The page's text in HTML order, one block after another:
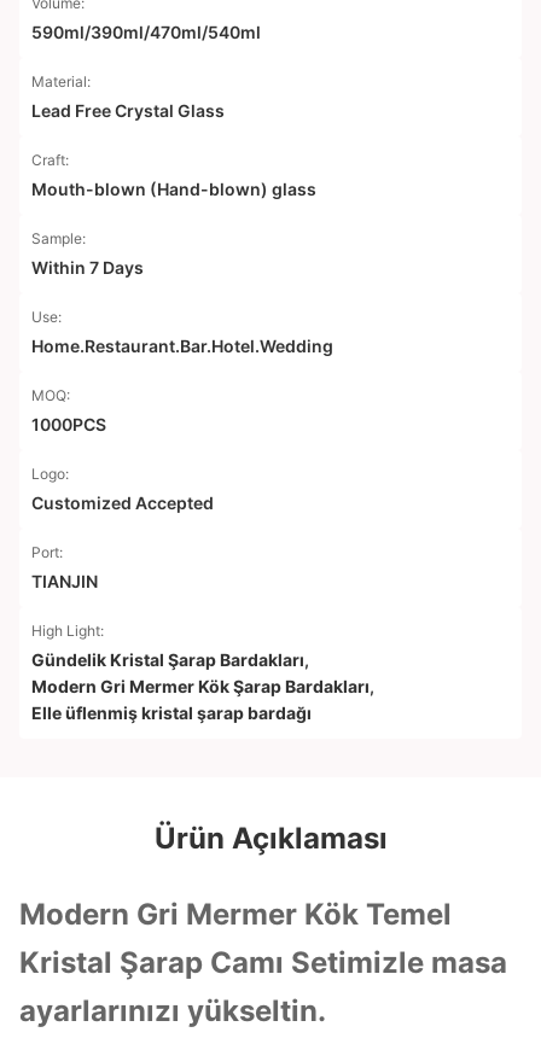
590ml/390ml/470ml/540ml
Material:
Lead Free Crystal Glass
Craft:
Mouth-blown (Hand-blown) glass
Sample:
Within 7 Days
Use:
Home.Restaurant.Bar.Hotel.Wedding
MOQ:
1000PCS
Logo:
Customized Accepted
Port:
TIANJIN
High Light:
Gündelik Kristal Şarap Bardakları,
Modern Gri Mermer Kök Şarap Bardakları,
Elle üflenmiş kristal şarap bardağı
Ürün Açıklaması
Modern Gri Mermer Kök Temel
Kristal Şarap Camı Setimizle masa
ayarlarınızı yükseltin.